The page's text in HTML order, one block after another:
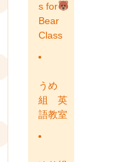
s for
Bear
Class
うめ
組 英
語教室